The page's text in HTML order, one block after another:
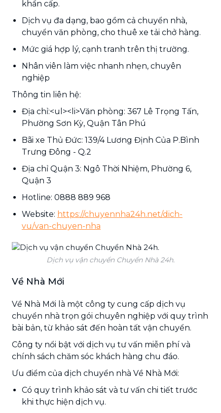
khẩn cấp.
Dịch vụ đa dạng, bao gồm cả chuyển nhà,
chuyển văn phòng, cho thuê xe tải chở hàng.
Mức giá hợp lý, cạnh tranh trên thị trường.
Nhân viên làm việc nhanh nhẹn, chuyên
nghiệp
Thông tin liên hệ:
Địa chỉ:<ul><li>Văn phòng: 367 Lê Trọng Tấn,
Phường Sơn Kỳ, Quận Tân Phú
Bãi xe Thủ Đức: 139/4 Lương Định Của P.Bình
Trưng Đông - Q.2
Địa chỉ Quận 3: Ngô Thời Nhiệm, Phường 6,
Quận 3
Hotline: 0888 889 968
Website: https://chuyennha24h.net/dich-
vu/van-chuyen-nha
Dịch vụ vận chuyển Chuyển Nhà 24h.
Về Nhà Mới
Về Nhà Mới là một công ty cung cấp dịch vụ
chuyển nhà trọn gói chuyên nghiệp với quy trình
bài bản, từ khảo sát đến hoàn tất vận chuyển.
Công ty nổi bật với dịch vụ tư vấn miễn phí và
chính sách chăm sóc khách hàng chu đáo.
Ưu điểm của dịch chuyển nhà Về Nhà Mới:
Có quy trình khảo sát và tư vấn chi tiết trước
khi thực hiện dịch vụ.